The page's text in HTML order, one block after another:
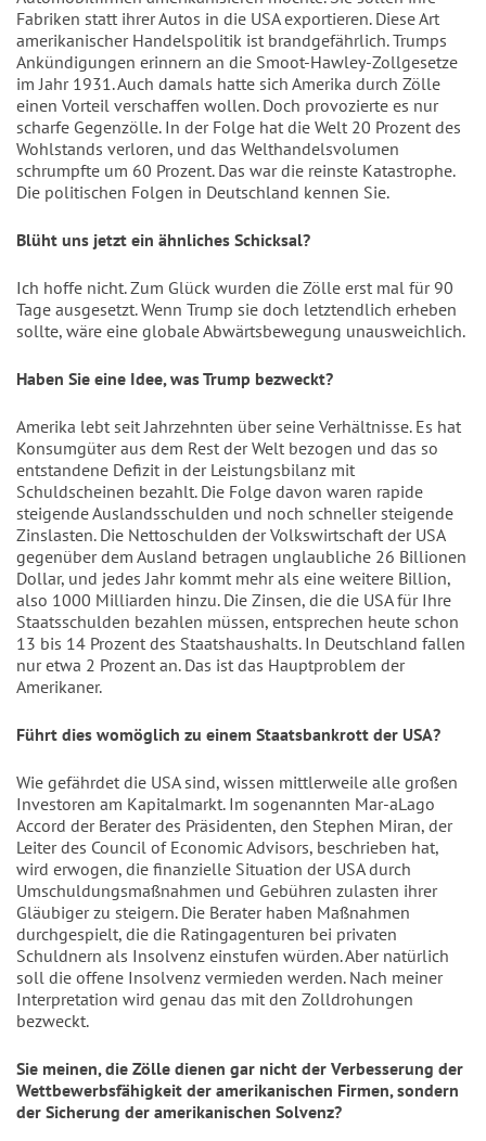
Fabriken statt ihrer Autos in die USA exportieren. Diese Art
amerikanischer Handelspolitik ist brandgefährlich. Trumps
Ankündigungen erinnern an die Smoot-Hawley-Zollgesetze
im Jahr 1931. Auch damals hatte sich Amerika durch Zölle
einen Vorteil verschaffen wollen. Doch provozierte es nur
scharfe Gegenzölle. In der Folge hat die Welt 20 Prozent des
Wohlstands verloren, und das Welthandelsvolumen
schrumpfte um 60 Prozent. Das war die reinste Katastrophe.
Die politischen Folgen in Deutschland kennen Sie.
Blüht uns jetzt ein ähnliches Schicksal?
Ich hoffe nicht. Zum Glück wurden die Zölle erst mal für 90
Tage ausgesetzt. Wenn Trump sie doch letztendlich erheben
sollte, wäre eine globale Abwärtsbewegung unausweichlich.
Haben Sie eine Idee, was Trump bezweckt?
Amerika lebt seit Jahrzehnten über seine Verhältnisse. Es hat
Konsumgüter aus dem Rest der Welt bezogen und das so
entstandene Defizit in der Leistungsbilanz mit
Schuldscheinen bezahlt. Die Folge davon waren rapide
steigende Auslandsschulden und noch schneller steigende
Zinslasten. Die Nettoschulden der Volkswirtschaft der USA
gegenüber dem Ausland betragen unglaubliche 26 Billionen
Dollar, und jedes Jahr kommt mehr als eine weitere Billion,
also 1000 Milliarden hinzu. Die Zinsen, die die USA für Ihre
Staatsschulden bezahlen müssen, entsprechen heute schon
13 bis 14 Prozent des Staatshaushalts. In Deutschland fallen
nur etwa 2 Prozent an. Das ist das Hauptproblem der
Amerikaner.
Führt dies womöglich zu einem Staatsbankrott der USA?
Wie gefährdet die USA sind, wissen mittlerweile alle großen
Investoren am Kapitalmarkt. Im sogenannten Mar-aLago
Accord der Berater des Präsidenten, den Stephen Miran, der
Leiter des Council of Economic Advisors, beschrieben hat,
wird erwogen, die finanzielle Situation der USA durch
Umschuldungsmaßnahmen und Gebühren zulasten ihrer
Gläubiger zu steigern. Die Berater haben Maßnahmen
durchgespielt, die die Ratingagenturen bei privaten
Schuldnern als Insolvenz einstufen würden. Aber natürlich
soll die offene Insolvenz vermieden werden. Nach meiner
Interpretation wird genau das mit den Zolldrohungen
bezweckt.
Sie meinen, die Zölle dienen gar nicht der Verbesserung der
Wettbewerbsfähigkeit der amerikanischen Firmen, sondern
der Sicherung der amerikanischen Solvenz?